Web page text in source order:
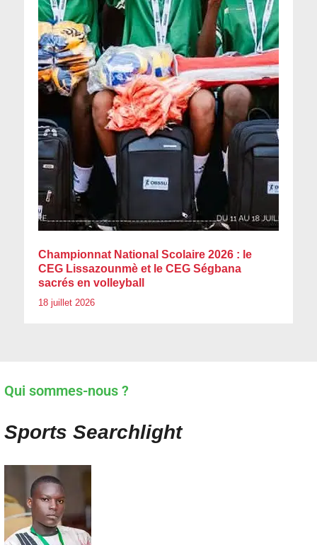
Championnat National Scolaire 2026 : le
CEG Lissazounmè et le CEG Ségbana
sacrés en volleyball
18 juillet 2026
Qui sommes-nous ?
Sports Searchlight